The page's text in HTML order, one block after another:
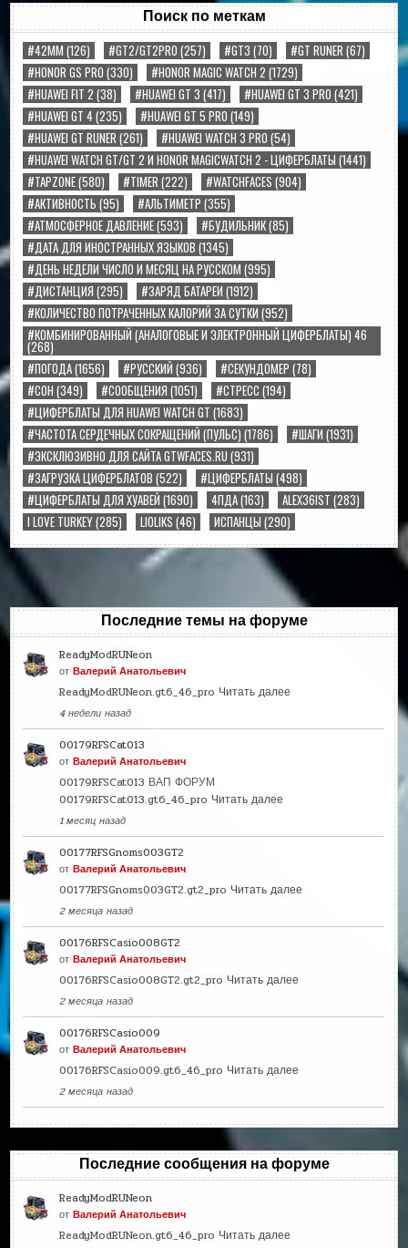
Поиск по меткам
#42MM (126) #GT2/GT2PRO (257) #GT3 (70) #GT RUNER (67)
#HONOR GS PRO (330) #HONOR MAGIC WATCH 2 (1729)
#HUAWEI FIT 2 (38) #HUAWEI GT 3 (417) #HUAWEI GT 3 PRO (421)
#HUAWEI GT 4(235) #HUAWEI GT 5 PRO (149)
#HUAWEI GT RUNER (261) #HUAWEI WATCH 3 PRO (54)
#HUAWEI WATCH GT/GT 2 И HONOR MAGICWATCH 2 - ЦИФЕРБЛАТЫ (1441)
#TAPZONE(580) #TIMER (222) #WATCHFACES (904)
#АКТИВНОСТЬ (95) #АЛЬТИМЕТР (355)
#АТМОСФЕРНОЕ ДАВЛЕНИЕ(593) #БУДИЛЬНИК(85)
#ДАТА ДЛЯ ИНОСТРАННЫХ ЯЗЫКОВ (1345)
#ДЕНЬ НЕДЕЛИ ЧИСЛО И МЕСЯЦ НА РУССКОМ (995)
#ДИСТАНЦИЯ (295) #ЗАРЯД БАТАРЕИ (1912)
#КОЛИЧЕСТВО ПОТРАЧЕННЫХ КАЛОРИЙ ЗА СУТКИ (952)
#КОМБИНИРОВАННЫЙ (АНАЛОГОВЫЕ И ЭЛЕКТРОННЫЙ ЦИФЕРБЛАТЫ) 46
(268)
#ПОГОДА(1656) #РУССКИЙ (936) #СЕКУНДОМЕР (78)
#СОН (349) #СООБЩЕНИЯ (1051) #СТРЕСС (194)
#ЦИФЕРБЛАТЫ ДЛЯ HUAWEI WATCH GT (1683)
#ЧАСТОТА СЕРДЕЧНЫХ СОКРАЩЕНИЙ (ПУЛЬС) (1786) #ШАГИ (1931)
#ЭКСКЛЮЗИВНО ДЛЯ САЙТА GTWFACES.RU (931)
#ЗАГРУЗКА ЦИФЕРБЛАТОВ (522) #ЦИФЕРБЛАТЫ (498)
#ЦИФЕРБЛАТЫ ДЛЯ ХУАВЕЙ (1690) 4ПДА(163) ALEX36IST (283)
I LOVE TURKEY(285) LIOLIKS (46) ИСПАНЦЫ (290)
Последние темы на форуме
ReadyModRUNeon
отВалерий Анатольевич
ReadyModRUNeon.gt6_46_pro Читать далее
4 недели назад
00179RFSCat013
отВалерий Анатольевич
00179RFSCat013 ВАП ФОРУМ
00179RFSCat013.gt6_46_pro Читать далее
1 месяц назад
00177RFSGnoms003GT2
отВалерий Анатольевич
00177RFSGnoms003GT2.gt2_pro Читать далее
2 месяца назад
00176RFSCasio008GT2
отВалерий Анатольевич
00176RFSCasio008GT2.gt2_pro Читать далее
2 месяца назад
00176RFSCasio009
отВалерий Анатольевич
00176RFSCasio009.gt6_46_pro Читать далее
2 месяца назад
Последние сообщения на форуме
ReadyModRUNeon
отВалерий Анатольевич
ReadyModRUNeon.gt6_46_pro Читать далее